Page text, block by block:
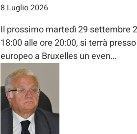
8 Luglio 2026
Il prossimo martedì 29 settembre
18:00 alle ore 20:00, si terrà
europeo a Bruxelles un even…